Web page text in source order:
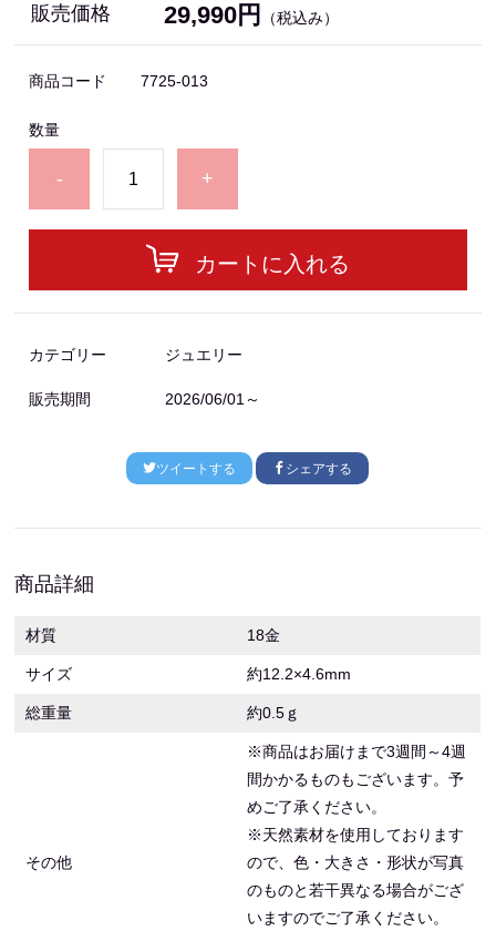
販売価格 29,990円 （税込み）
商品コード 7725-013
数量
- +
カートに入れる
カテゴリー ジュエリー
販売期間 2026/06/01～
ツイートする シェアする
商品詳細
材質 18金
サイズ 約12.2×4.6mm
総重量 約0.5ｇ
その他
※商品はお届けまで3週間～4週
間かかるものもございます。予
めご了承ください。
※天然素材を使用しております
ので、色・大きさ・形状が写真
のものと若干異なる場合がござ
いますのでご了承ください。